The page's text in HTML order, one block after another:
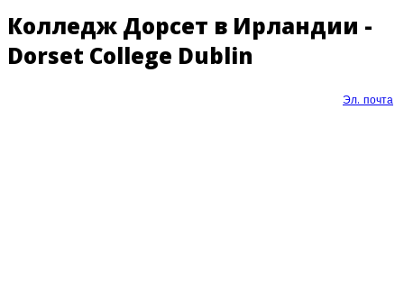
Колледж Дорсет в Ирландии -
Dorset College Dublin
Эл. почта